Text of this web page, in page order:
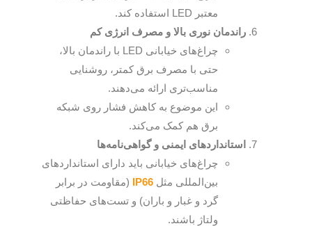
معتبر LED استفاده کند.
راندمان نوری بالا و مصرف انرژی کم
چراغ‌های خیابانی LED با راندمان بالا،
حتی با مصرف برق کمتر، روشنایی
مناسب‌تری ارائه می‌دهند.
این موضوع به کاهش فشار روی شبکه
برق هم کمک می‌کند.
استانداردهای ایمنی و گواهی‌نامه‌ها
چراغ‌های خیابانی باید دارای استانداردهای
بین‌المللی مثل IP66 (مقاومت در برابر
گرد و غبار و باران) و تست‌های حفاظتی
ولتاژ باشند.